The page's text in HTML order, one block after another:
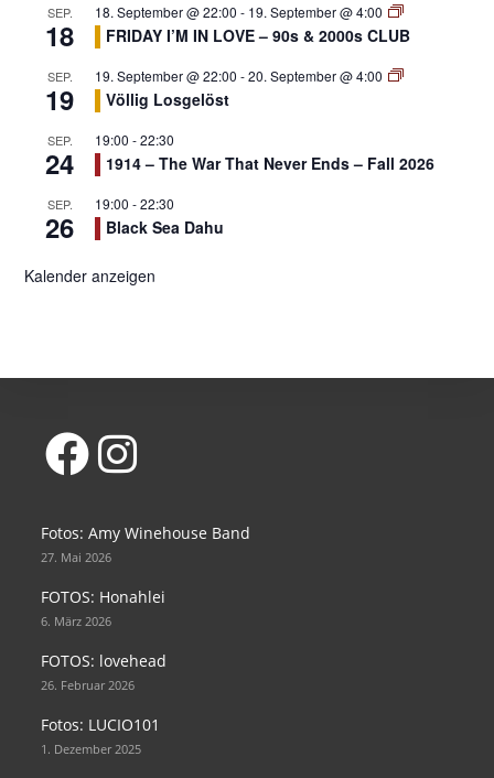
SEP.
18
18. September @ 22:00 - 19. September @ 4:00
FRIDAY I’M IN LOVE – 90s & 2000s CLUB
SEP.
19
19. September @ 22:00 -20. September @ 4:00
Völlig Losgelöst
SEP.
24
19:00 -22:30
1914 – The War That Never Ends – Fall 2026
SEP.
26
19:00 -22:30
Black Sea Dahu
Kalender anzeigen
a
tab
a
tab
Fotos: Amy Winehouse Band
27. Mai 2026
FOTOS: Honahlei
6. März 2026
FOTOS: lovehead
26. Februar 2026
Fotos: LUCIO101
1. Dezember 2025